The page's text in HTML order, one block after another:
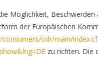
Möglichkeit, Beschwerden
der Europäischen
odr/main/
zu richten. Die